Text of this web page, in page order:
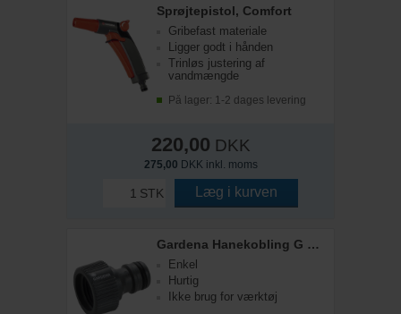
Sprøjtepistol, Comfort
Gribefast materiale
Ligger godt i hånden
Trinløs justering af
vandmængde
På lager: 1-2 dages levering
220,00 DKK
275,00 DKK inkl. moms
STK Læg i kurven
Gardena Hanekobling G 1/2"
Enkel
Hurtig
Ikke brug for værktøj